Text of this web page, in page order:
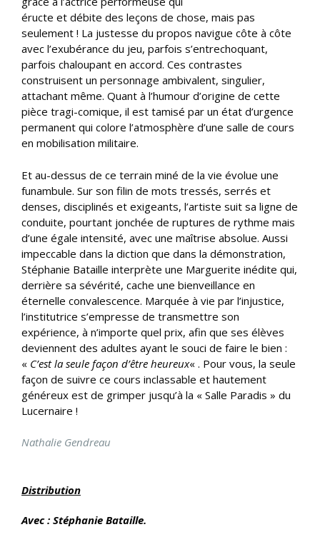
éructe et débite des leçons de chose, mais pas
seulement ! La justesse du propos navigue côte à côte
avec l’exubérance du jeu, parfois s’entrechoquant,
parfois chaloupant en accord. Ces contrastes
construisent un personnage ambivalent, singulier,
attachant même. Quant à l’humour d’origine de cette
pièce tragi-comique, il est tamisé par un état d’urgence
permanent qui colore l’atmosphère d’une salle de cours
en mobilisation militaire.
Et au-dessus de ce terrain miné de la vie évolue une
funambule. Sur son filin de mots tressés, serrés et
denses, disciplinés et exigeants, l’artiste suit sa ligne de
conduite, pourtant jonchée de ruptures de rythme mais
d’une égale intensité, avec une maîtrise absolue. Aussi
impeccable dans la diction que dans la démonstration,
Stéphanie Bataille interprète une Marguerite inédite qui,
derrière sa sévérité, cache une bienveillance en
éternelle convalescence. Marquée à vie par l’injustice,
l’institutrice s’empresse de transmettre son
expérience, à n’importe quel prix, afin que ses élèves
deviennent des adultes ayant le souci de faire le bien :
« C’est la seule façon d’être heureux« . Pour vous, la seule
façon de suivre ce cours inclassable et hautement
généreux est de grimper jusqu’à la « Salle Paradis » du
Lucernaire !
Nathalie Gendreau
Distribution
Avec : Stéphanie Bataille.